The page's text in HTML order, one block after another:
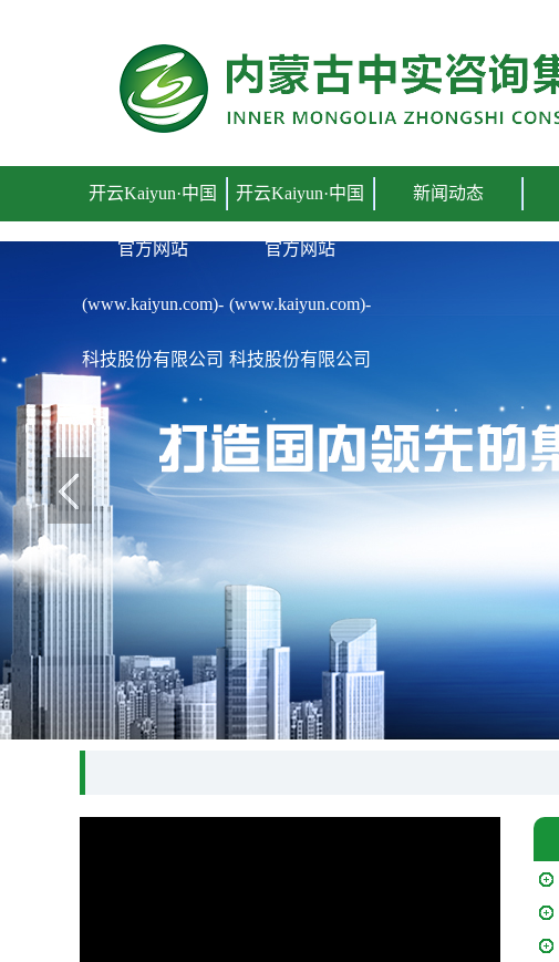
开云Kaiyun·中国
官方网站
(www.kaiyun.com)-
科技股份有限公司
开云Kaiyun·中国
官方网站
(www.kaiyun.com)-
科技股份有限公司
新闻动态